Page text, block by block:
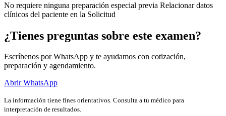
No requiere ninguna preparación especial previa Relacionar datos
clínicos del paciente en la Solicitud
¿Tienes preguntas sobre este examen?
Escríbenos por WhatsApp y te ayudamos con cotización,
preparación y agendamiento.
Abrir WhatsApp
La información tiene fines orientativos. Consulta a tu médico para
interpretación de resultados.